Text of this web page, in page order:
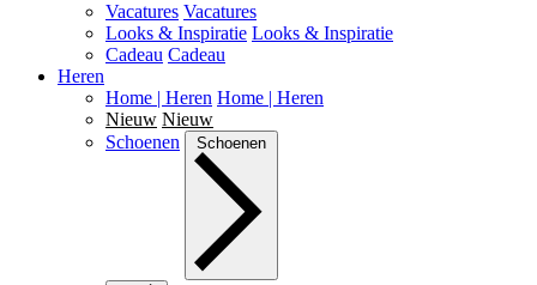
Vacatures Vacatures
Looks & Inspiratie Looks & Inspiratie
Cadeau Cadeau
Heren
Home | Heren Home | Heren
Nieuw Nieuw
Schoenen
Schoenen